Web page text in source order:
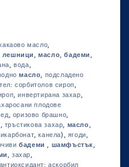
масло,
лешници,масло,бадеми,
вода,
масло, подсладено
сорбитолов сироп,
инвертирана захар,
плодове
оризово брашно,
тръстикова захар, масло,
канела), ягоди,
бадеми , шамфъстък,
, захар,
аскорбил